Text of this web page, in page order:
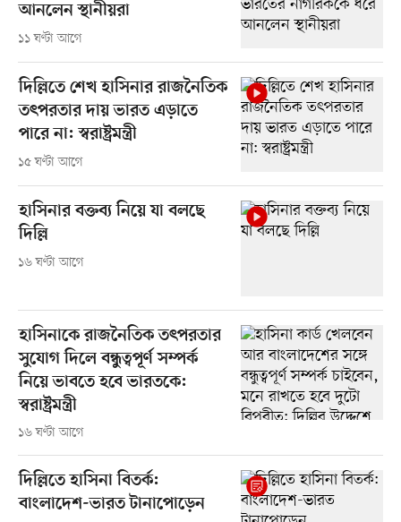
আনলেন স্থানীয়রা
১১ ঘণ্টা আগে
দিল্লিতে শেখ হাসিনার রাজনৈতিক
তৎপরতার দায় ভারত এড়াতে
পারে না: স্বরাষ্ট্রমন্ত্রী
১৫ ঘণ্টা আগে
হাসিনার বক্তব্য নিয়ে যা বলছে
দিল্লি
১৬ ঘণ্টা আগে
হাসিনাকে রাজনৈতিক তৎপরতার
সুযোগ দিলে বন্ধুত্বপূর্ণ সম্পর্ক
নিয়ে ভাবতে হবে ভারতকে:
স্বরাষ্ট্রমন্ত্রী
১৬ ঘণ্টা আগে
দিল্লিতে হাসিনা বিতর্ক:
বাংলাদেশ-ভারত টানাপোড়েন